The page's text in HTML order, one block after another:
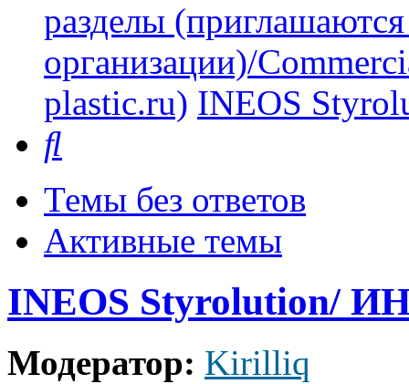
разделы
организации)/
plastic.ru) INEOS
Темы без ответов
Активные темы
INEOS Styrolution/
Модератор: Kirilliq